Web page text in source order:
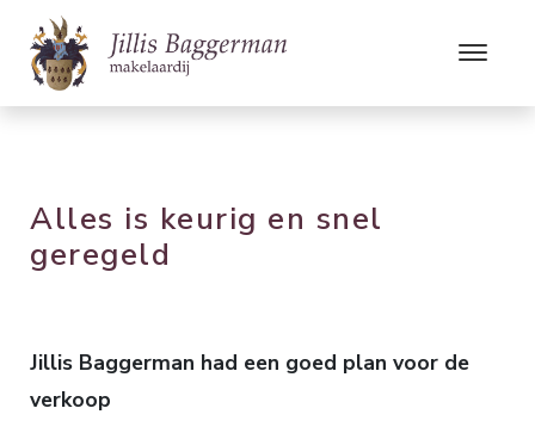
Alles is keurig en snel
geregeld
Jillis Baggerman had een goed plan voor de
verkoop